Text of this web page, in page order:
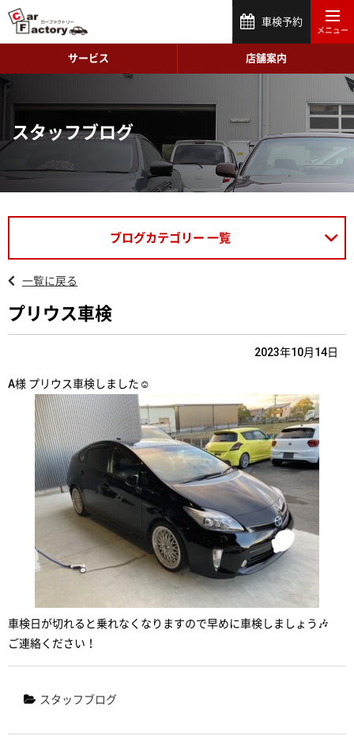
車検予約
サービス 店舗案内
スタッフブログ
ブログカテゴリー 一覧
一覧に戻る
プリウス車検
2023年10月14日
A様 プリウス車検しました☺️
車検日が切れると乗れなくなりますので早めに車検しましょう🎶
ご連絡ください！
スタッフブログ